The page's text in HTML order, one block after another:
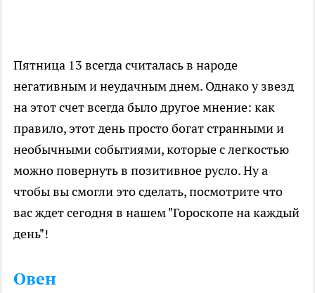
Пятница 13 всегда считалась в народе
негативным и неудачным днем. Однако у звезд
на этот счет всегда было другое мнение: как
правило, этот день просто богат странными и
необычными событиями, которые с легкостью
можно повернуть в позитивное русло. Ну а
чтобы вы смогли это сделать, посмотрите что
вас ждет сегодня в нашем "Гороскопе на каждый
день"!
Овен